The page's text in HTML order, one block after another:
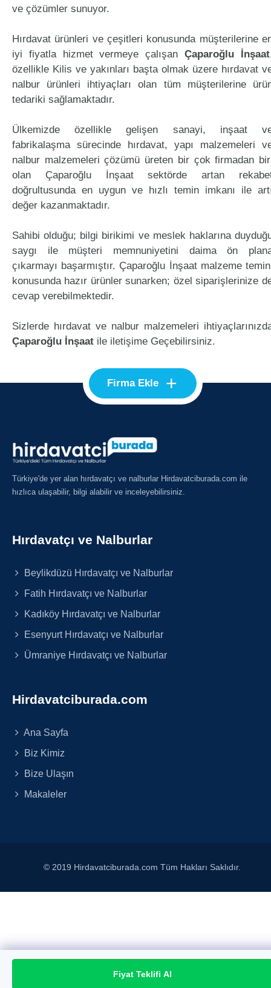
ve çözümler sunuyor.
Hırdavat ürünleri ve çeşitleri konusunda müşterilerine
iyi fiyatla hizmet vermeye çalışanÇaparoğlu İnşaat
özellikle Kilis ve yakınları başta olmak üzere hırdavat
nalbur ürünleri ihtiyaçları olan tüm müşterilerine
tedariki sağlamaktadır.
Ülkemizde özellikle gelişen sanayi, inşaat
fabrikalaşma sürecinde hırdavat, yapı malzemeleri
nalbur malzemeleri çözümü üreten bir çok firmadan
olan Çaparoğlu İnşaat sektörde artan
doğrultusunda en uygun ve hızlı temin imkanı ile
değer kazanmaktadır.
Sahibi olduğu; bilgi birikimi ve meslek haklarına
saygı ile müşteri memnuniyetini daima ön
çıkarmayı başarmıştır. Çaparoğlu İnşaat malzeme
konusunda hazır ürünler sunarken; özel siparişlerinize
cevap verebilmektedir.
Sizlerde hırdavat ve nalbur malzemeleri
Çaparoğlu İnşaat ile iletişime Geçebilirsiniz.
Fiyat Teklifi Al
Firma Ekle +
Türkiye'de yer alan hırdavatçı ve nalburlar Hirdavatciburada.com ile
hızlıca ulaşabilir, bilgi alabilir ve inceleyebilirsiniz.
Hırdavatçı ve Nalburlar
Beylikdüzü Hırdavatçı ve Nalburlar
Fatih Hırdavatçı ve Nalburlar
Kadıköy Hırdavatçı ve Nalburlar
Esenyurt Hırdavatçı ve Nalburlar
Ümraniye Hırdavatçı ve Nalburlar
Hirdavatciburada.com
Ana Sayfa
Biz Kimiz
Bize Ulaşın
Makaleler
© 2019 Hirdavatciburada.com Tüm Hakları Saklıdır.